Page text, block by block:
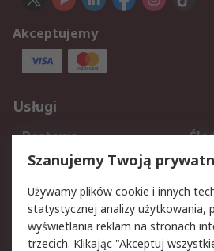
Akceptujemy
Usługi
Dostawa
Reklamacje i zwroty
Aspekty prawne
Szanujemy Twoją
Używamy plików cookie i innych
statystycznej analizy użytkowania,
wyświetlania reklam na stronach
trzecich. Klikając "Akceptuj